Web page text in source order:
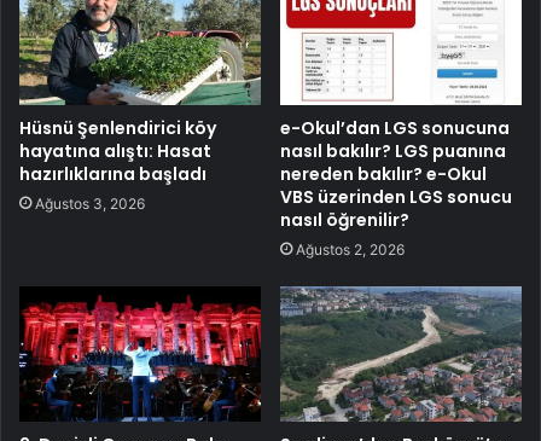
Hüsnü Şenlendirici köy
hayatına alıştı: Hasat
hazırlıklarına başladı
Ağustos 3, 2026
e-Okul’dan LGS sonucuna
nasıl bakılır? LGS puanına
nereden bakılır? e-Okul
VBS üzerinden LGS sonucu
nasıl öğrenilir?
Ağustos 2, 2026